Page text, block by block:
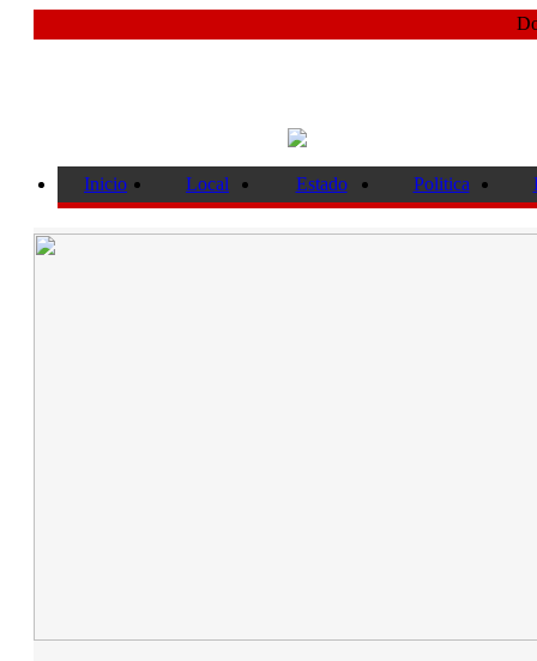
Inicio Local Estado Politica